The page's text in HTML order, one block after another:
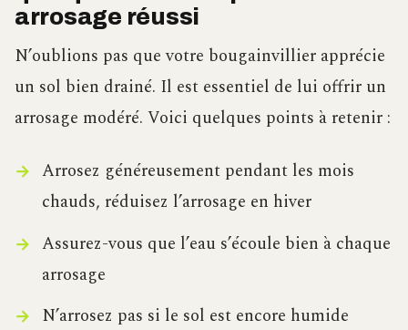
arrosage réussi
N’oublions pas que votre bougainvillier apprécie
un sol bien drainé. Il est essentiel de lui offrir un
arrosage modéré. Voici quelques points à retenir :
Arrosez généreusement pendant les mois
chauds, réduisez l’arrosage en hiver
Assurez-vous que l’eau s’écoule bien à chaque
arrosage
N’arrosez pas si le sol est encore humide